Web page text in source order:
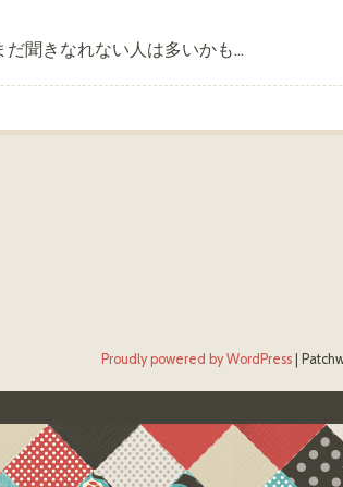
聞きなれない人は多いかも…
Proudly powered by WordPress